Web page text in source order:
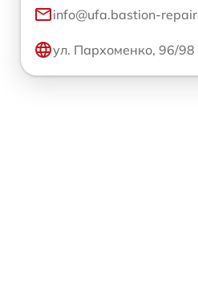
info@ufa.bastion-
ул. Пархоменко, 96/98